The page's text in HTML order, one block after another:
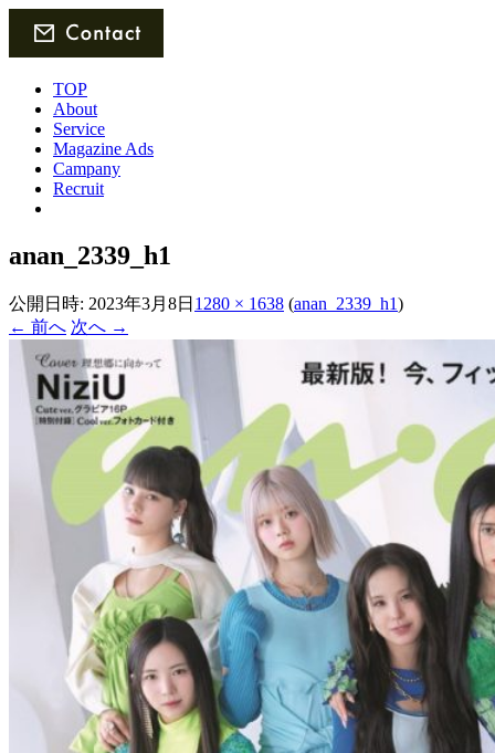
TOP
About
Service
Magazine Ads
Campany
Recruit
anan_2339_h1
公開日時: 2023年3月8日 1280 × 1638 (anan_2339_h1)
← 前へ 次へ →